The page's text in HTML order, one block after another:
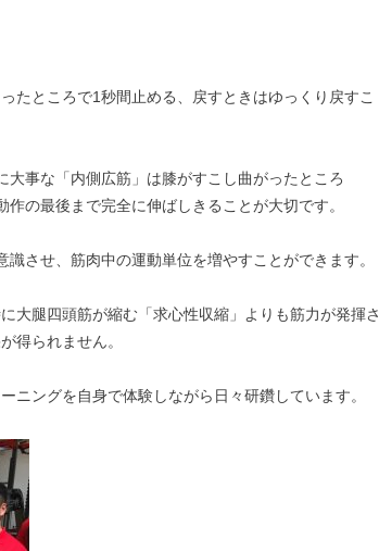
たところで1秒間止める、戻すときはゆっくり戻すこ
事な「内側広筋」は膝がすこし曲がったところ
の最後まで完全に伸ばしきることが大切です。
させ、筋肉中の運動単位を増やすことができます。
大腿四頭筋が縮む「求心性収縮」よりも筋力が発揮さ
得られません。
ニングを自身で体験しながら日々研鑽しています。